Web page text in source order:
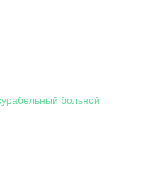
больной